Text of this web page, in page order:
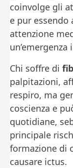
coinvolge gli
e pur essendo
attenzione
Chi soffre di
palpitazioni,
respiro, ma
coscienza e
quotidiane,
principale
formazione di
causare ictus.